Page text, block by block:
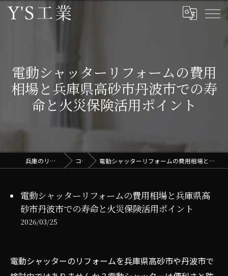
電動シャッターリフォームの費用
相場と兵庫県高砂市丹波市での寿
命と火災保険活用ポイント
兵庫のリフォームはY'S工業 コラム 電動シャッターリフォームの費用相場と兵庫県高砂市丹波市での寿命と火災保険活用ポイント
電動シャッターリフォームの費用相場と兵庫県高
砂市丹波市での寿命と火災保険活用ポイント
2026/03/25
電動シャッターのリフォームを兵庫県高砂市や丹波市で